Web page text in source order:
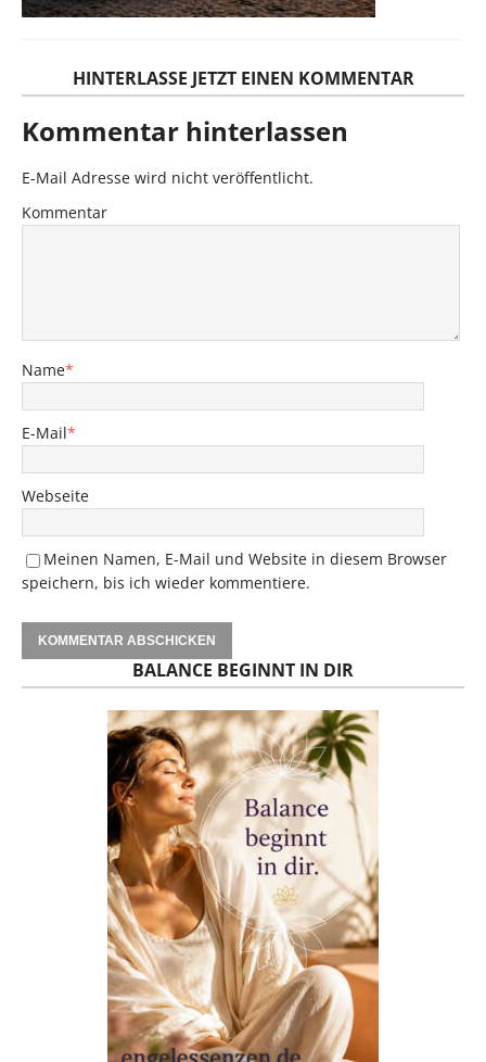
HINTERLASSE JETZT EINEN KOMMENTAR
Kommentar hinterlassen
E-Mail Adresse wird nicht veröffentlicht.
Kommentar
Name*
E-Mail*
Webseite
Meinen Namen, E-Mail und Website in diesem Browser
speichern, bis ich wieder kommentiere.
BALANCE BEGINNT IN DIR